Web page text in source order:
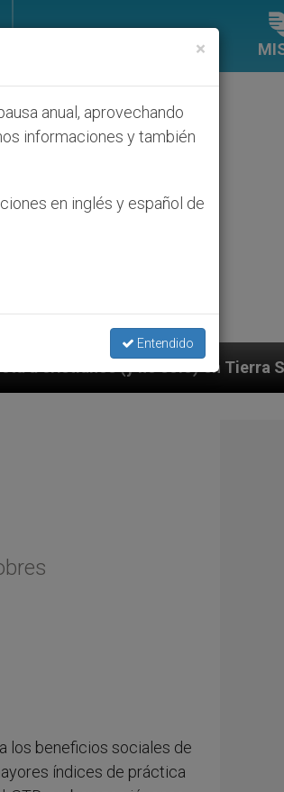
en Tierra Santa
los beneficios sociales de
índices de práctica
×
anual, aprovechando
informaciones y también
en inglés y español de
Entendido